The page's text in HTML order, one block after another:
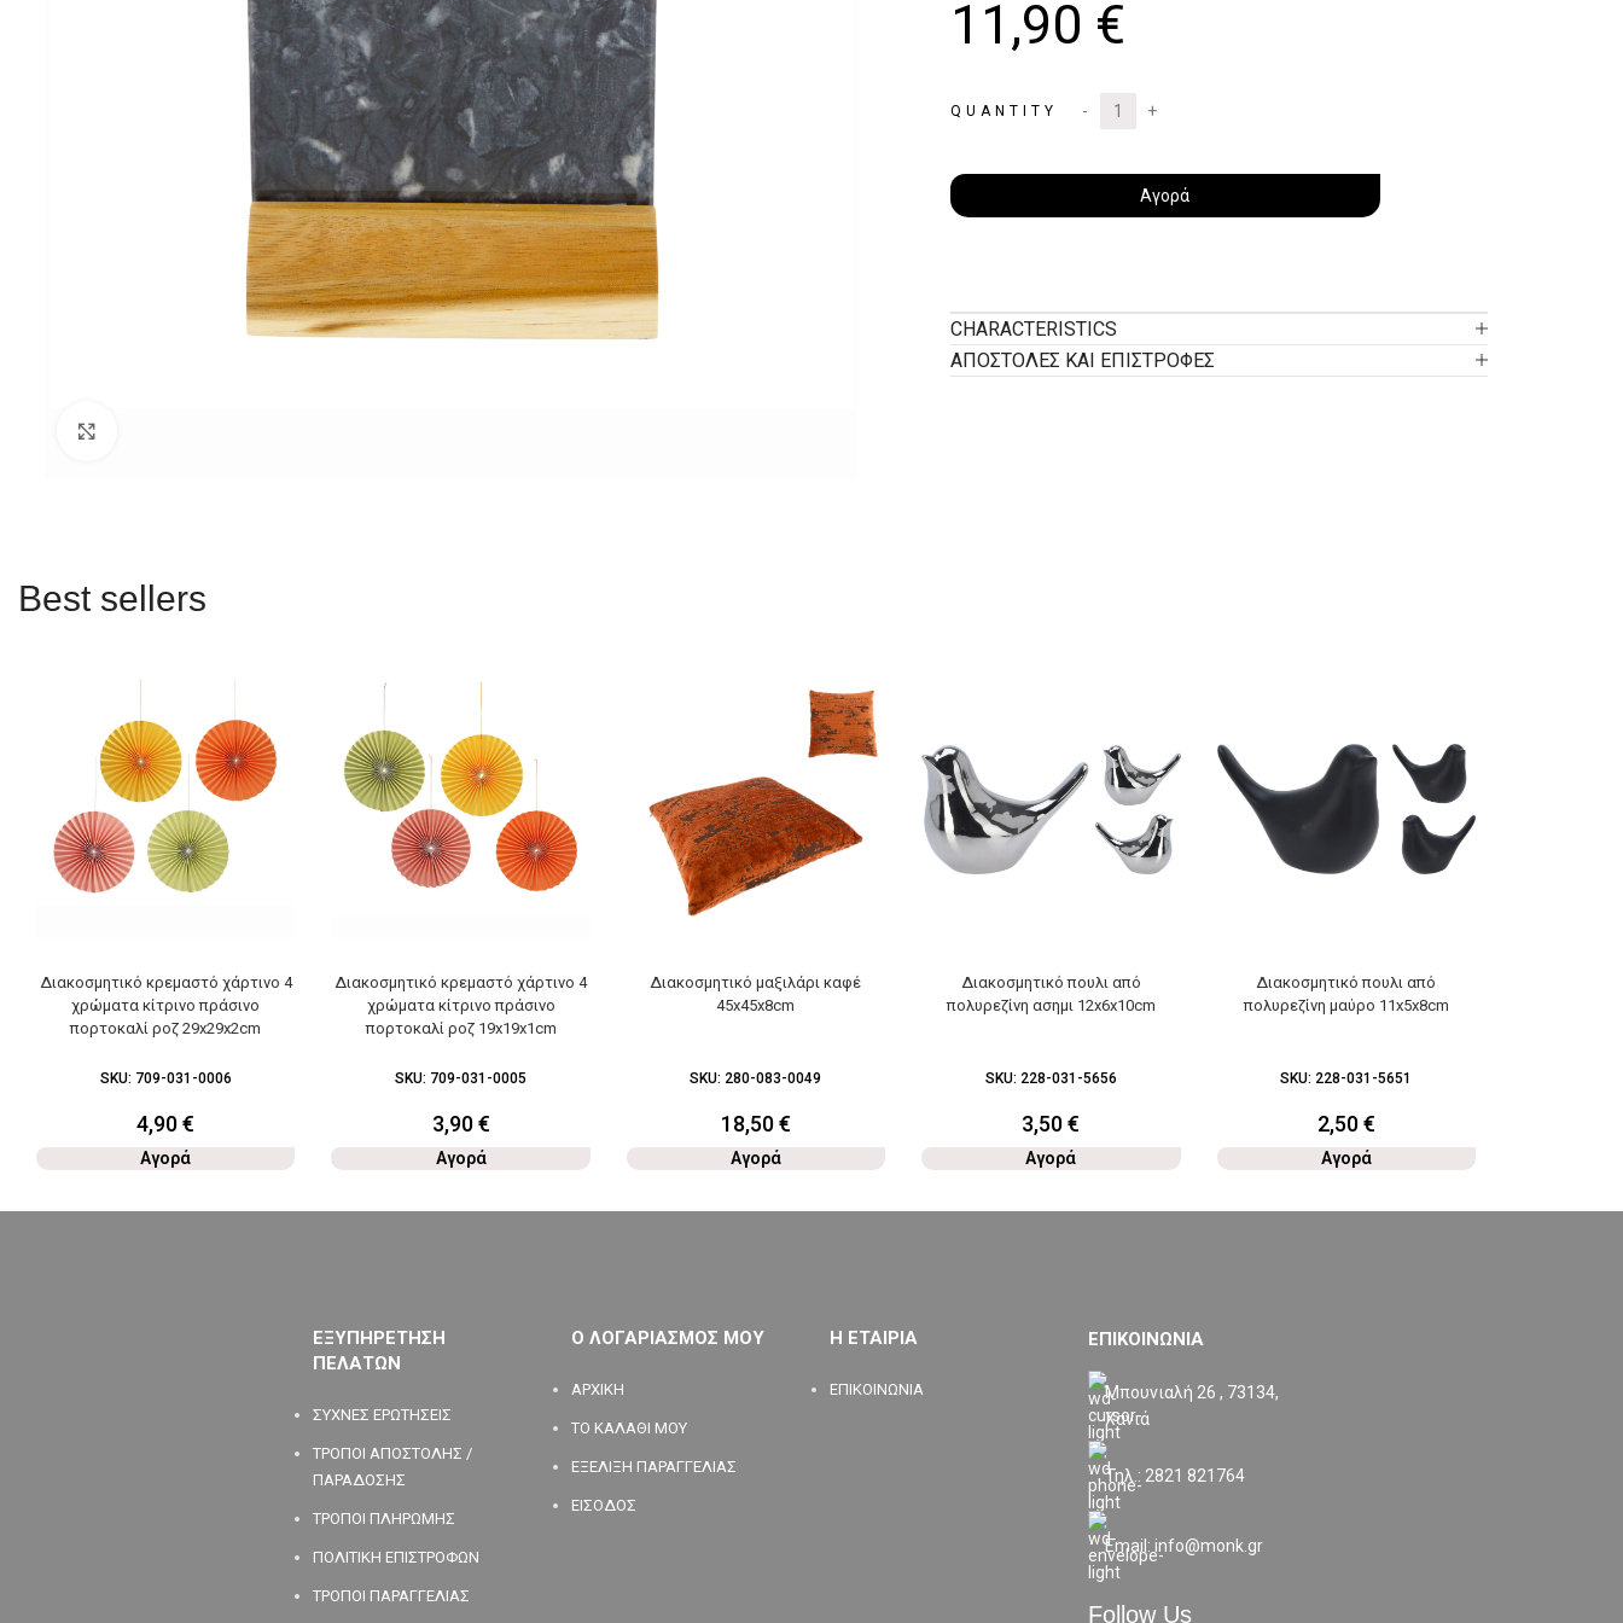
11,90 €
QUANTITY
Αγορά
CHARACTERISTICS
ΑΠΟΣΤΟΛΕΣ ΚΑΙ ΕΠΙΣΤΡΟΦΕΣ
Best sellers
Διακοσμητικό κρεμαστό χάρτινο 4
χρώματα κίτρινο πράσινο
πορτοκαλί ροζ 29x29x2cm
SKU: 709-031-0006
4,90€
Αγορά
Διακοσμητικό κρεμαστό χάρτινο 4
χρώματα κίτρινο πράσινο
πορτοκαλί ροζ 19x19x1cm
SKU: 709-031-0005
3,90€
Αγορά
Διακοσμητικό μαξιλάρι καφέ
45x45x8cm
SKU: 280-083-0049
18,50€
Αγορά
Διακοσμητικό πουλι από
πολυρεζίνη ασημι 12x6x10cm
SKU: 228-031-5656
3,50€
Αγορά
Διακοσμητικό πουλι από
πολυρεζίνη μαύρο 11x5x8cm
SKU: 228-031-5651
2,50€
Αγορά
ΕΞΥΠΗΡΕΤΗΣΗ
ΠΕΛΑΤΩΝ
ΣΥΧΝΕΣ ΕΡΩΤΗΣΕΙΣ
ΤΡΟΠΟΙ ΑΠΟΣΤΟΛΗΣ /
ΠΑΡΑΔΟΣΗΣ
ΤΡΟΠΟΙ ΠΛΗΡΩΜΗΣ
ΠΟΛΙΤΙΚΗ ΕΠΙΣΤΡΟΦΩΝ
ΤΡΟΠΟΙ ΠΑΡΑΓΓΕΛΙΑΣ
Ο ΛΟΓΑΡΙΑΣΜΟΣ ΜΟΥ
ΑΡΧΙΚΗ
ΤΟ ΚΑΛΑΘΙ ΜΟΥ
ΕΞΕΛΙΞΗ ΠΑΡΑΓΓΕΛΙΑΣ
ΕΙΣΟΔΟΣ
Η ΕΤΑΙΡΙΑ
ΕΠΙΚΟΙΝΩΝΙΑ
ΕΠΙΚΟΙΝΩΝΙΑ
Μπουνιαλή 26 , 73134,
Χανιά
Τηλ.: 2821 821764
Email: info@monk.gr
Follow Us